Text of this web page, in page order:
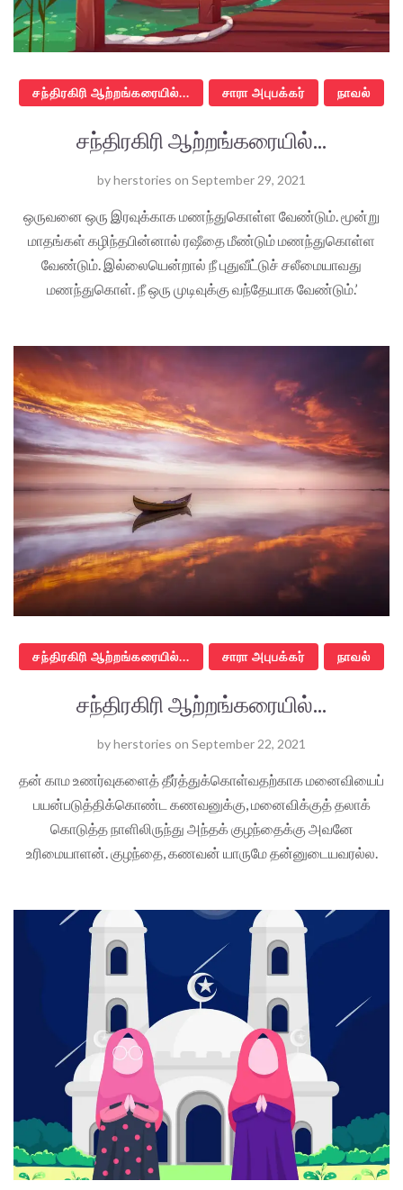
சந்திரகிரி ஆற்றங்கரையில்... சாரா அபுபக்கர் நாவல்
சந்திரகிரி ஆற்றங்கரையில்...
byherstories on September 29, 2021
ஒருவனை ஒரு இரவுக்காக மணந்துகொள்ள வேண்டும். மூன்று
மாதங்கள் கழிந்தபின்னால் ரஷீதை மீண்டும் மணந்துகொள்ள
வேண்டும். இல்லையென்றால் நீ புதுவீட்டுச் சலீமையாவது
மணந்துகொள். நீ ஒரு முடிவுக்கு வந்தேயாக வேண்டும்.’
சந்திரகிரி ஆற்றங்கரையில்... சாரா அபுபக்கர் நாவல்
சந்திரகிரி ஆற்றங்கரையில்...
byherstories on September 22, 2021
தன் காம உணர்வுகளைத் தீர்த்துக்கொள்வதற்காக மனைவியைப்
பயன்படுத்திக்கொண்ட கணவனுக்கு, மனைவிக்குத் தலாக்
கொடுத்த நாளிலிருந்து அந்தக் குழந்தைக்கு அவனே
உரிமையாளன். குழந்தை, கணவன் யாருமே தன்னுடையவரல்ல.